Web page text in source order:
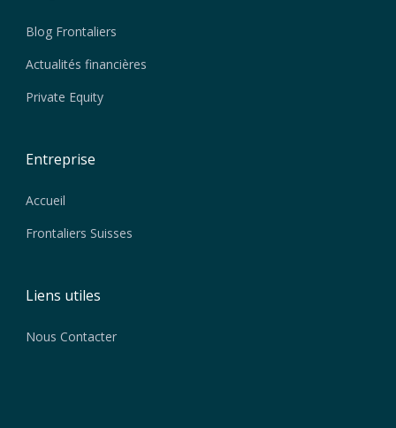
Blog Frontaliers
Actualités financières
Private Equity
Entreprise
Accueil
Frontaliers Suisses
Liens utiles
Nous Contacter